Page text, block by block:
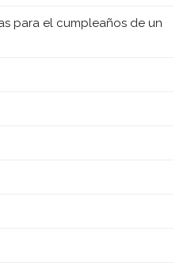
para el cumpleaños de un